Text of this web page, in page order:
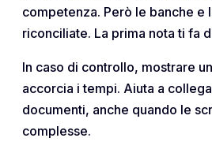
competenza. Però le banche e
riconciliate. La prima nota ti fa
In caso di controllo, mostrare
accorcia i tempi. Aiuta a
documenti, anche quando le
complesse.